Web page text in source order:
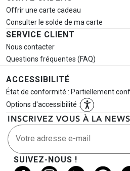
Offrir une carte cadeau
Consulter le solde de ma carte
SERVICE CLIENT
Nous contacter
Questions fréquentes (FAQ)
ACCESSIBILITÉ
État de conformité : Partiellement
Options d'accessibilité :
INSCRIVEZ VOUS À LA
Votre adresse e-mail
SUIVEZ-NOUS !